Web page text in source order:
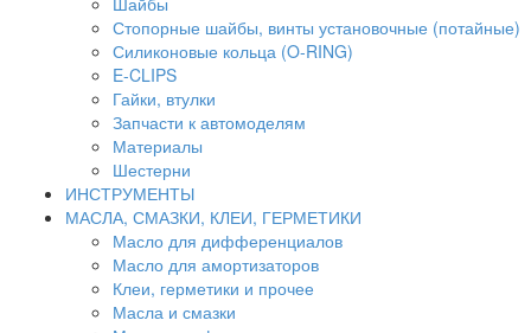
Стопорные шайбы, винты установочные (потайные)
Силиконовые кольца (O-RING)
E-CLIPS
Гайки, втулки
Запчасти к автомоделям
Материалы
Шестерни
ИНСТРУМЕНТЫ
МАСЛА, СМАЗКИ, КЛЕИ, ГЕРМЕТИКИ
Масло для дифференциалов
Масло для амортизаторов
Клеи, герметики и прочее
Масла и смазки